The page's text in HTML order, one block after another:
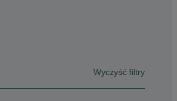
Wyczyść filtry